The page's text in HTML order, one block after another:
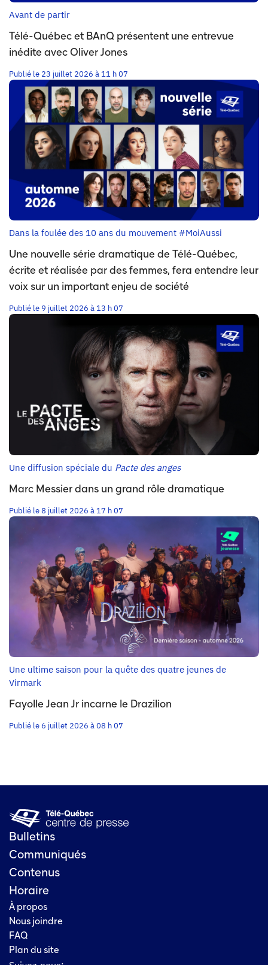
Avant de partir
Télé-Québec et BAnQ présentent une entrevue
inédite avec Oliver Jones
Publié le 23 juillet 2026 à 11 h 07
Dans la foulée des 10 ans du mouvement #MoiAussi
Une nouvelle série dramatique de Télé-Québec,
écrite et réalisée par des femmes, fera entendre leur
voix sur un important enjeu de société
Publié le 9 juillet 2026 à 13 h 07
Une diffusion spéciale du Pacte des anges
Marc Messier dans un grand rôle dramatique
Publié le 8 juillet 2026 à 17 h 07
Une ultime saison pour la quête des quatre jeunes de
Virmark
Fayolle Jean Jr incarne le Drazilion
Publié le 6 juillet 2026 à 08 h 07
Bulletins
Communiqués
Contenus
Horaire
À propos
Nous joindre
FAQ
Plan du site